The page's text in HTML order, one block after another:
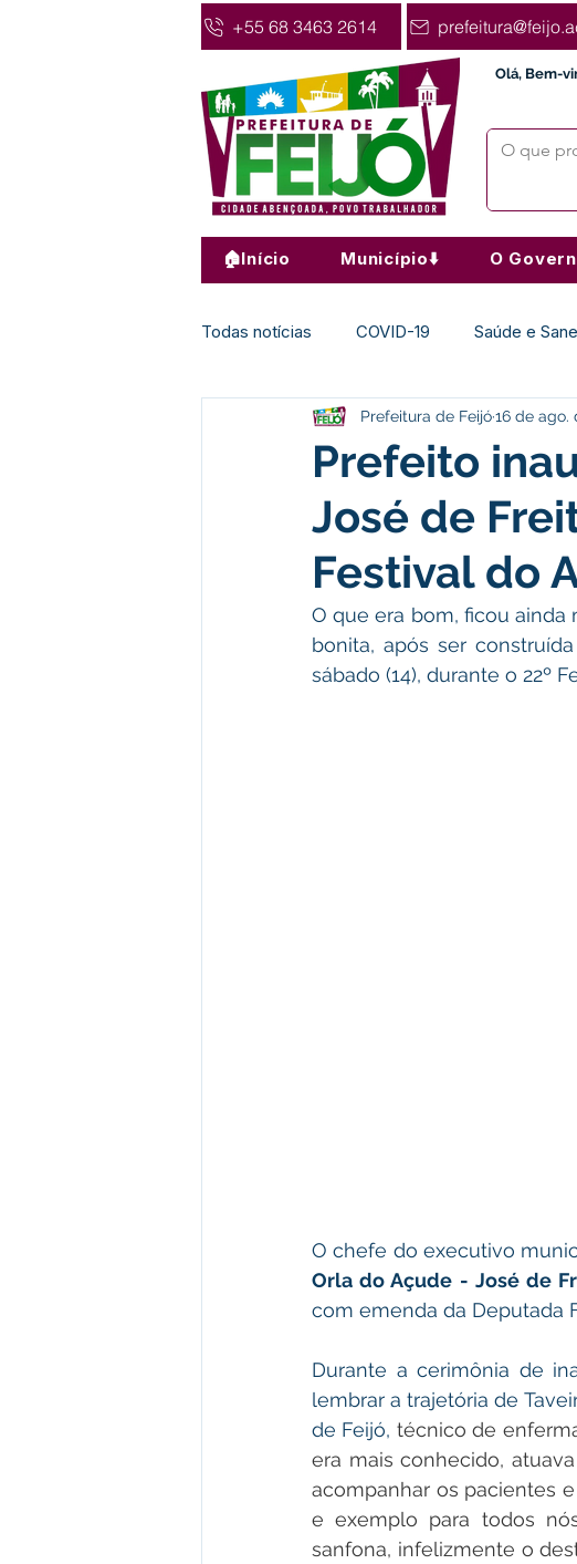
+55 68 3463 2614
Olá, Bem-
🏠Início Município⬇️ O
Todas notícias COVID-19 Saúde e
Agricultura Nota de Pesar
Meio Ambiente e Turismo Datas
Nota de Esclarecimento Comunidade
Prefeito
José de
Festival do
Prefeitura de Feijó16 de ago.
O que era bom, ficou ainda
bonita, após ser
sábado (14), durante o 22º
Orla do Açude - José de
com emenda da Deputada
Durante a cerimônia de
lembrar a trajetória de
de Feijó, técnico de
era mais conhecido,
acompanhar os pacientes
e exemplo para todos
sanfona, infelizmente o